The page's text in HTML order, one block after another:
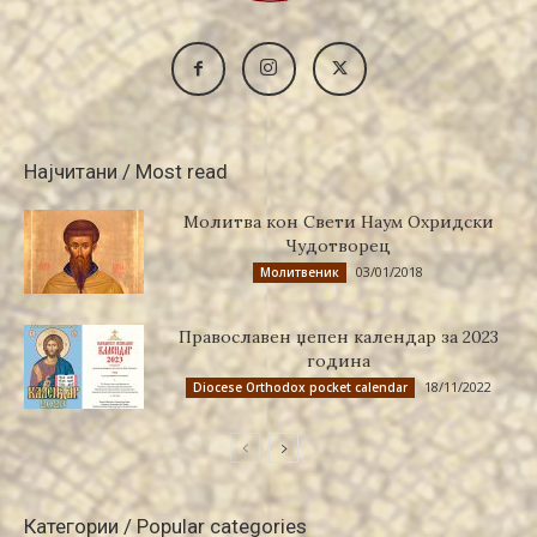
Најчитани / Most read
Молитва кон Свети Наум Охридски
Чудотворец
Молитвеник 03/01/2018
Православен џепен календар за 2023
година
Diocese Orthodox pocket calendar 18/11/2022
Категории / Popular categories